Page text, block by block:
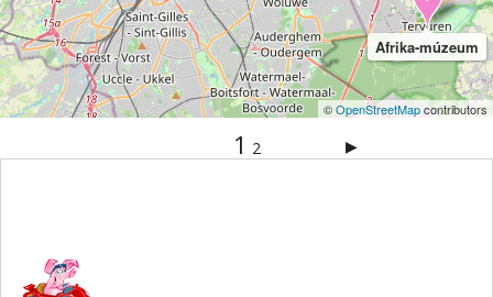
Afrika-múzeum
©OpenStreetMapcontributors
1 2 ▶